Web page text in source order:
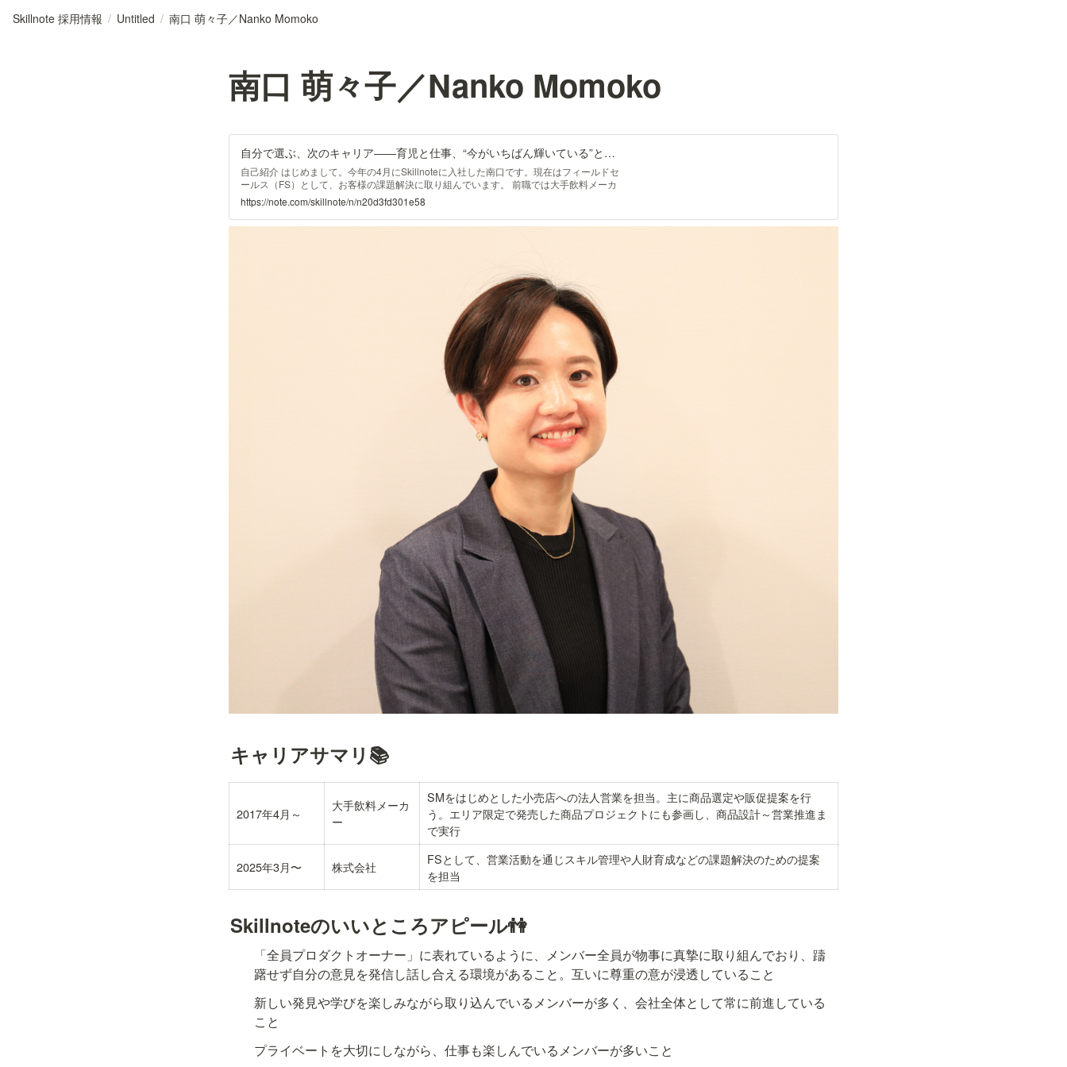
Skillnote 採用情報 / Untitled / 南口 萌々子／Nanko Momoko
南口 萌々子／Nanko Momoko
自分で選ぶ、次のキャリア――育児と仕事、“今がいちばん輝いている”と言える私へ｜Skillnote 公式note
自己紹介 はじめまして。今年の4月にSkillnoteに入社した南口です。現在はフィールドセ
ールス（FS）として、お客様の課題解決に取り組んでいます。 前職では大手飲料メーカ
ーで法人営業をしており、全国展開のチェーンから地域密着型のスーパーまで、幅広いお
客様に提案を行ってきました。出産・育休を経て復職後、自分のキャリアを見つめ直す中
で、スタートアップという環境に挑戦したいと思い、Skillnoteにジョインしました。 子育
https://note.com/skillnote/n/n20d3fd301e58
キャリアサマリ📚
2017年4月～
大手飲料メーカ
ー
SMをはじめとした小売店への法人営業を担当。主に商品選定や販促提案を行
う。エリア限定で発売した商品プロジェクトにも参画し、商品設計～営業推進ま
で実行
2025年3月〜 株式会社
FSとして、営業活動を通じスキル管理や人財育成などの課題解決のための提案
を担当
Skillnoteのいいところアピール👫
「全員プロダクトオーナー」に表れているように、メンバー全員が物事に真摯に取り組んでおり、躊
躇せず自分の意見を発信し話し合える環境があること。互いに尊重の意が浸透していること
新しい発見や学びを楽しみながら取り込んでいるメンバーが多く、会社全体として常に前進している
こと
プライベートを大切にしながら、仕事も楽しんでいるメンバーが多いこと